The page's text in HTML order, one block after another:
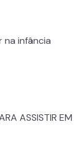
na infância
ASSISTIR EM